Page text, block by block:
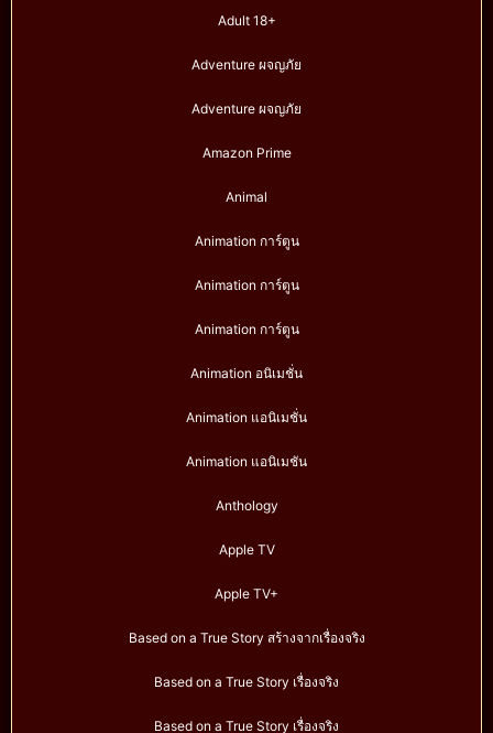
Adult 18+
Adventure ผจญภัย
Adventure ผจญภัย
Amazon Prime
Animal
Animation การ์ตูน
Animation การ์ตูน
Animation การ์ตูน
Animation อนิเมชั่น
Animation แอนิเมชั่น
Animation แอนิเมชัน
Anthology
Apple TV
Apple TV+
Based on a True Story สร้างจากเรื่องจริง
Based on a True Story เรื่องจริง
Based on a True Story เรื่องจริง